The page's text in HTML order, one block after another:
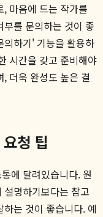
마음에 드는 작가를
를 문의하는 것이 좋
의하기' 기능을 활용하
시간을 갖고 준비해야
더욱 완성도 높은 결
청 팁
에 달려있습니다. 원
명하기보다는 참고
는 것이 좋습니다. 예